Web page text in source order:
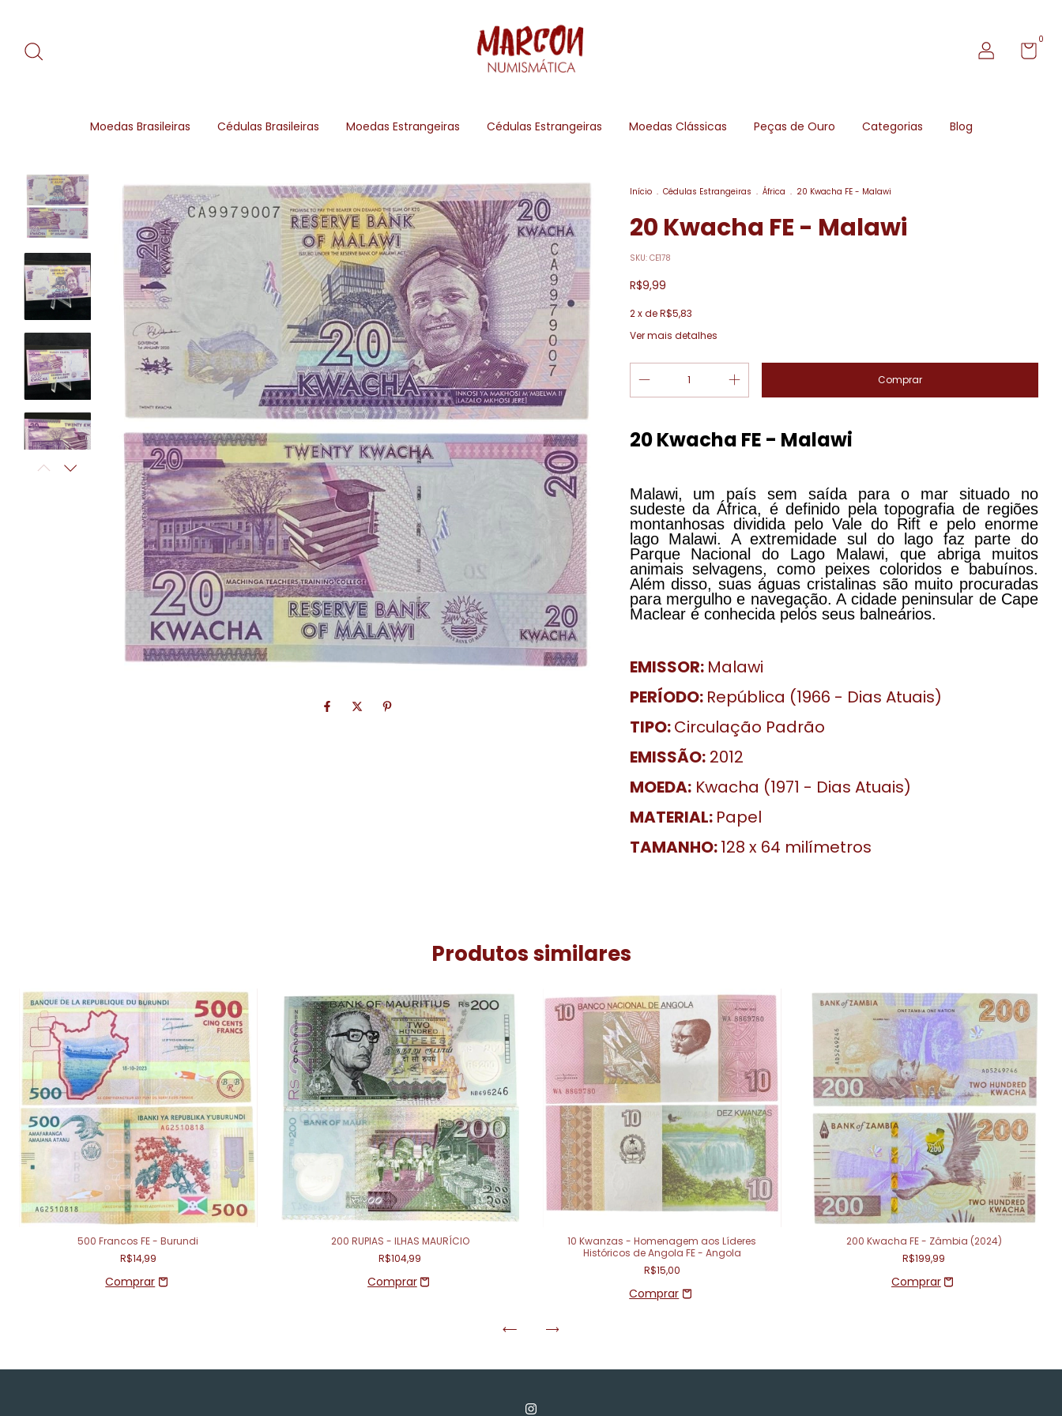
0
Moedas Brasileiras Cédulas Brasileiras Moedas Estrangeiras Cédulas Estrangeiras Moedas Clássicas Peças de Ouro Categorias Blog
Início . Cédulas Estrangeiras . África . 20 Kwacha FE - Malawi
20 Kwacha FE - Malawi
SKU: CE178
R$9,99
2 x deR$5,83
Ver mais detalhes
20 Kwacha FE - Malawi
Malawi, um país sem saída para o mar situado no
sudeste da África, é definido pela topografia de regiões
montanhosas dividida pelo Vale do Rift e pelo enorme
lago Malawi. A extremidade sul do lago faz parte do
Parque Nacional do Lago Malawi, que abriga muitos
animais selvagens, como peixes coloridos e babuínos.
Além disso, suas águas cristalinas são muito procuradas
para mergulho e navegação. A cidade peninsular de Cape
Maclear é conhecida pelos seus balneários.
EMISSOR: Malawi
PERÍODO: República (1966 - Dias Atuais)
TIPO:Circulação Padrão
EMISSÃO:2012
MOEDA:Kwacha (1971 - Dias Atuais)
MATERIAL: Papel
TAMANHO:128 x 64 milímetros
Produtos similares
500 Francos FE - Burundi
R$14,99
200 RUPIAS - ILHAS MAURÍCIO
R$104,99
10 Kwanzas - Homenagem aos Líderes
Históricos de Angola FE - Angola
R$15,00
200 Kwacha FE - Zâmbia (2024)
R$199,99